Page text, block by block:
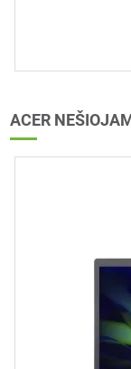
ACER